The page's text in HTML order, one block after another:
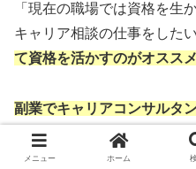
「現在の職場では資格を生
キャリア相談の仕事をした
て資格を活かすのがオススメ
副業でキャリアコンサルタ
の記事でおすすめのサービ
確認ください。
メニュー ホーム